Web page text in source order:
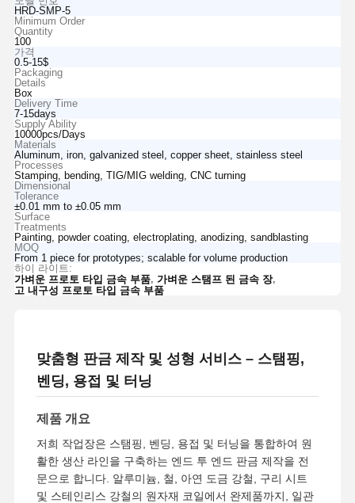
HRD-SMP-5
Minimum Order
Quantity
100
가격
0.5-15$
Packaging
Details
Box
Delivery Time
7-15days
Supply Ability
10000pcs/Days
Materials
Aluminum, iron, galvanized steel, copper sheet, stainless steel
Processes
Stamping, bending, TIG/MIG welding, CNC turning
Dimensional
Tolerance
±0.01 mm to ±0.05 mm
Surface
Treatments
Painting, powder coating, electroplating, anodizing, sandblasting
MOQ
From 1 piece for prototypes; scalable for volume production
하이 라이트:
가벼운 프로토 타입 금속 부품, 가벼운 스탬프 된 금속 장,
고 내구성 프로토 타입 금속 부품
맞춤형 판금 제작 및 성형 서비스 – 스탬핑,
벤딩, 용접 및 터닝
제품 개요
저희 작업장은 스탬핑, 벤딩, 용접 및 터닝을 통합하여 원
활한 생산 라인을 구축하는 엔드 투 엔드 판금 제작을 전
문으로 합니다. 알루미늄, 철, 아연 도금 강철, 구리 시트
및 스테인리스 강철의 원자재 코일에서 완제품까지, 일관